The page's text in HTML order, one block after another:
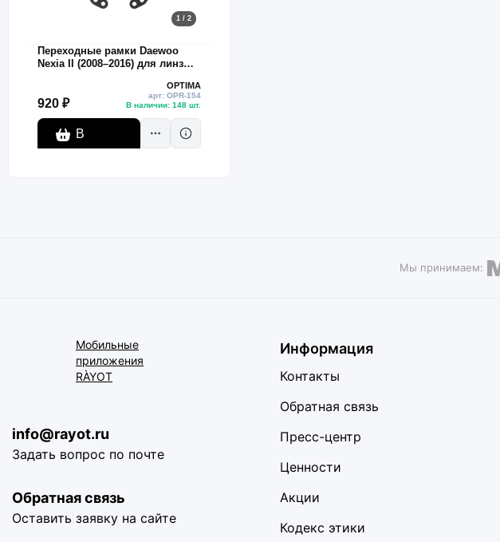
1 / 2
Переходные рамки Daewoo
Nexia II (2008–2016) для линз
920 ₽
OPTIMA
арт: OPR-154
В наличии: 148 шт.
В
Мы принимаем:
Мобильные
приложения
RÀYOT
info@rayot.ru
Задать вопрос по почте
Обратная связь
Оставить заявку на сайте
Информация
Контакты
Обратная связь
Пресс-центр
Ценности
Акции
Кодекс этики